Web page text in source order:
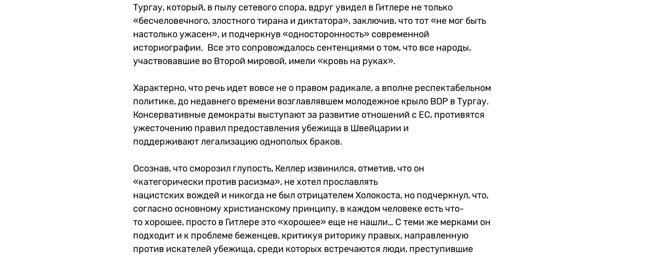
Тургау, который, в пылу сетевого спора, вдруг увидел в Гитлере не только
«бесчеловечного, злостного тирана и диктатора», заключив, что тот «не мог быть
настолько ужасен», и подчеркнув «односторонность» современной
историографии. Все это сопровождалось сентенциями о том, что все народы,
участвовавшие во Второй мировой, имели «кровь на руках».
Характерно, что речь идет вовсе не о правом радикале, а вполне респектабельном
политике, до недавнего времени возглавлявшем молодежное крыло BDP в Тургау.
Консервативные демократы выступают за развитие отношений с ЕС, противятся
ужесточению правил предоставления убежища в Швейцарии и
поддерживают легализацию однополых браков.
Осознав, что сморозил глупость, Келлер извинился, отметив, что он
«категорически против расизма», не хотел прославлять
нацистских вождей и никогда не был отрицателем Холокоста, но подчеркнул, что,
согласно основному христианскому принципу, в каждом человеке есть что-
то хорошее, просто в Гитлере это «хорошее» еще не нашли… С теми же мерками он
подходит и к проблеме беженцев, критикуя риторику правых, направленную
против искателей убежища, среди которых встречаются люди, преступившие